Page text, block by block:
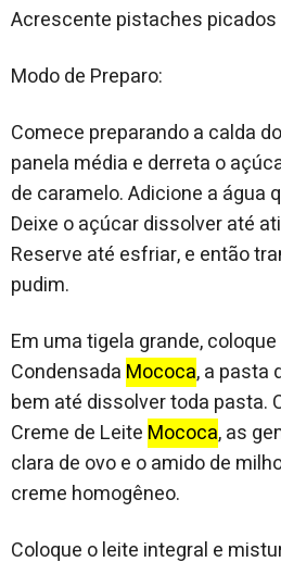
Acrescente pistaches
Modo de Preparo:
Comece preparando a calda
panela média e derreta o
de caramelo. Adicione a água
Deixe o açúcar dissolver até
Reserve até esfriar, e então
pudim.
Em uma tigela grande,
Condensada Mococa, a pasta
bem até dissolver toda pasta.
Creme de Leite Mococa, as
clara de ovo e o amido de
creme homogêneo.
Coloque o leite integral e